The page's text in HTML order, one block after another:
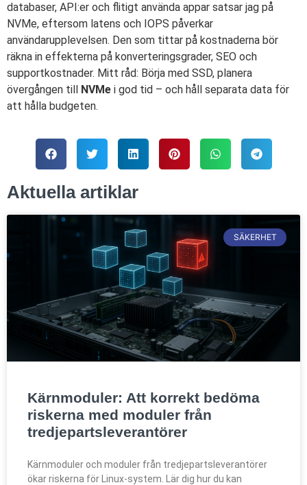
databaser, API:er och flitigt använda appar satsar jag på
NVMe, eftersom latens och IOPS påverkar
användarupplevelsen. Den som tittar på kostnaderna bör
räkna in effekterna på konverteringsgrader, SEO och
supportkostnader. Mitt råd: Börja med SSD, planera
övergången till
NVMe i god tid – och håll separata data för
att hålla budgeten.
Aktuella artiklar
SÄKERHET
Kärnmoduler: Att korrekt bedöma
riskerna med moduler från
tredjepartsleverantörer
Kärnmoduler och moduler från tredjepartsleverantörer
ökar riskerna för Linux-system. Lär dig hur du kan